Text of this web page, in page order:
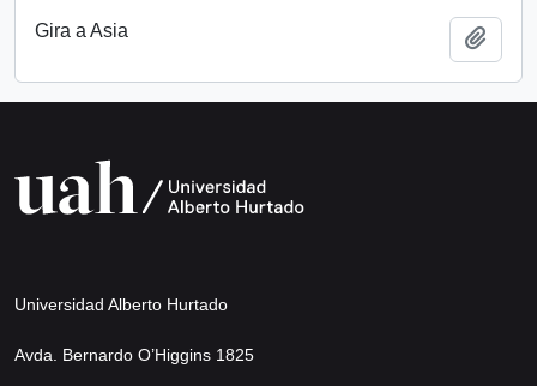
Gira a Asia
Universidad Alberto Hurtado
Avda. Bernardo O’Higgins 1825